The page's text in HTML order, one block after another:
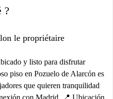
?
le propriétaire
y listo para disfrutar
piso en Pozuelo de Alarcón es
que quieren tranquilidad
con Madrid. 📍 Ubicación